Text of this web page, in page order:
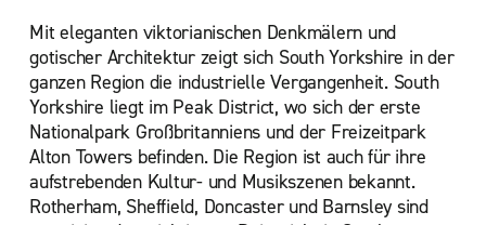
Mit eleganten viktorianischen Denkmälern und
gotischer Architektur zeigt sich South Yorkshire in der
ganzen Region die industrielle Vergangenheit. South
Yorkshire liegt im Peak District, wo sich der erste
Nationalpark Großbritanniens und der Freizeitpark
Alton Towers befinden. Die Region ist auch für ihre
aufstrebenden Kultur- und Musikszenen bekannt.
Rotherham, Sheffield, Doncaster und Barnsley sind